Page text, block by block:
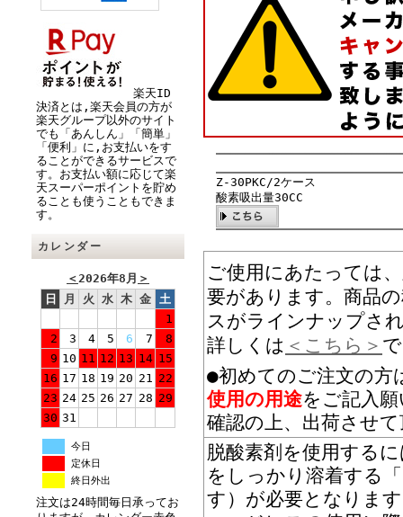
楽天ID
決済とは,楽天会員の方が
楽天グループ以外のサイト
でも「あんしん」「簡単」
「便利」に,お支払いをす
ることができるサービスで
す。お支払い額に応じて楽
天スーパーポイントを貯め
ることも使うこともできま
す。
カレンダー
＜2026年8月 ＞
日
月 火 水 木 金 土
1
2
3 4 5 6 7
8
9 10 11 12 13 14 15
16 17 18 19 20 21 22
23 24 25 26 27 28 29
30 31
今日
定休日
終日外出
注文は24時間毎日承ってお
Z-30PKC/2ケース
酸素吸出量30CC
ご使用にあたっては
要があります。商品
スがラインナップさ
詳しくは ＜こちら＞
●初めてのご注文の方
使用の用途をご記入
確認の上、出荷させ
脱酸素剤を使用する
をしっかり溶着する
す）が必要となりま